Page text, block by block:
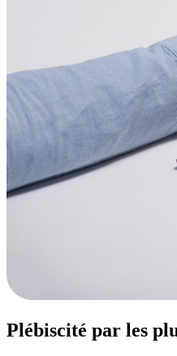
Plébiscité par les